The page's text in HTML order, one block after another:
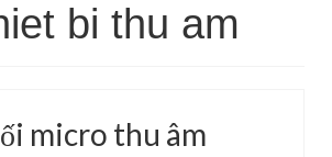
bi thu am
micro thu âm